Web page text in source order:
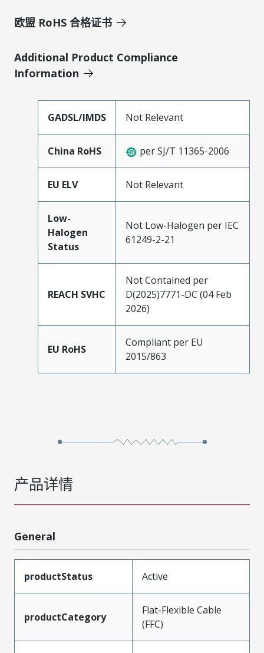
欧盟 RoHS 合格证书
Additional Product Compliance
Information
GADSL/IMDS Not Relevant
China RoHS per SJ/T 11365-2006
EU ELV Not Relevant
Low-
Halogen
Status
Not Low-Halogen per IEC
61249-2-21
REACH SVHC
Not Contained per
D(2025)7771-DC (04 Feb
2026)
EU RoHS
Compliant per EU
2015/863
产品详情
General
productStatus Active
productCategory
Flat-Flexible Cable
(FFC)